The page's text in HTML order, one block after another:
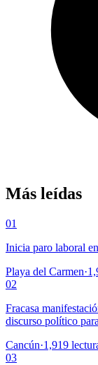
Más leídas
01
Inicia paro laboral
Playa del Carmen·
02
Fracasa
discurso político
Cancún·1,919
03